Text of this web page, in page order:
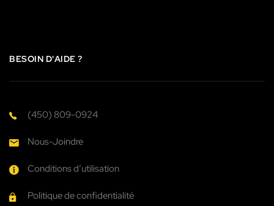
BESOIN D'AIDE ?
(450) 809-0924
Nous-Joindre
Conditions d’utilisation
Politique de confidentialité